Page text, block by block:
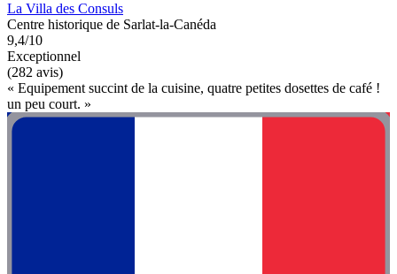
La Villa des Consuls
Centre historique de Sarlat-la-Canéda
9,4/10
Exceptionnel
(282 avis)
« Equipement succint de la cuisine, quatre petites dosettes de café !
un peu court. »